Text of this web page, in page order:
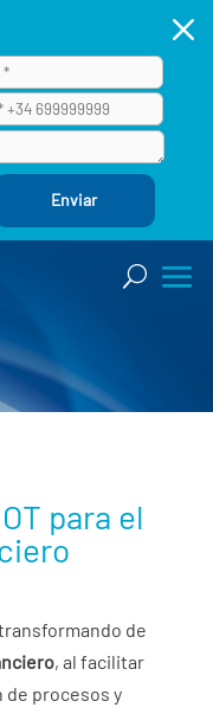
M
para el
de
, al facilitar
de procesos y